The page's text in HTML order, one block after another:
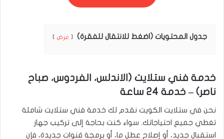
جدول المحتويات (اضغط للانتقال للفقرة) عرض
خدمة فني ستلايت (الاندلس، الفردوس، صباح
ناصر) – خدمة 24 ساعة
نحن في ستلايت الكويت نقدم لك خدمة فني ستلايت شاملة
تغطي جميع احتياجاتك. سواء كنت بحاجة إلى تركيب جهاز
استقبال جديد، أو إصلاح عطل ما، أو برمجة قنوات جديدة، فإن